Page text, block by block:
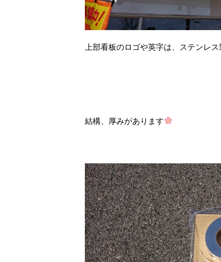
上部看板のロゴや英字は、ステンレス
結構、厚みがあります